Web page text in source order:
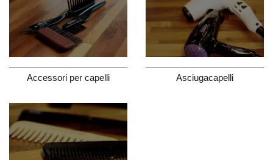
Accessori per capelli Asciugacapelli